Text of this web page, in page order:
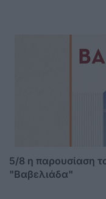
5/8 η παρουσίαση
"Βαβελιάδα"